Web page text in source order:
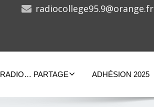
radiocollege95.9@orange.fr
RADIO… PARTAGE ADHÉSION 2025